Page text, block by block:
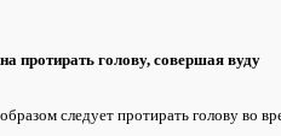
протирать голову, совершая вуду
следует протирать голову во